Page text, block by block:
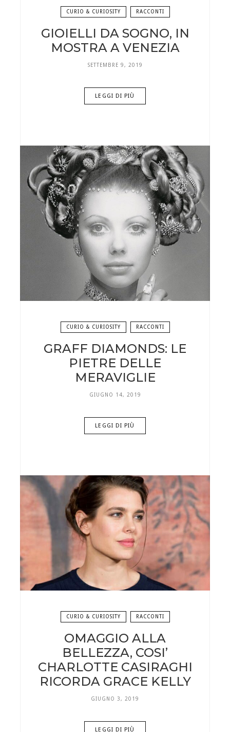
CURIO & CURIOSITY RACCONTI
GIOIELLI DA SOGNO, IN
MOSTRA A VENEZIA
SETTEMBRE 9, 2019
LEGGI DI PIÙ
CURIO & CURIOSITY RACCONTI
GRAFF DIAMONDS: LE
PIETRE DELLE
MERAVIGLIE
GIUGNO 14, 2019
LEGGI DI PIÙ
CURIO & CURIOSITY RACCONTI
OMAGGIO ALLA
BELLEZZA, COSI’
CHARLOTTE CASIRAGHI
RICORDA GRACE KELLY
GIUGNO 3, 2019
LEGGI DI PIÙ